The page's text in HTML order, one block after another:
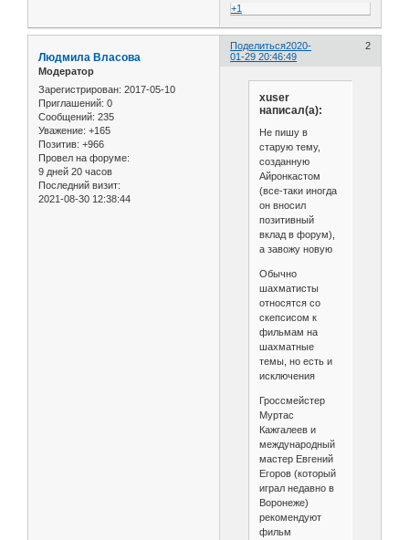
+1
Поделиться 2
2020-
01-29 20:46:49
Людмила Власова
Модератор
Зарегистрирован: 2017-05-10
Приглашений: 0
Сообщений: 235
Уважение: +165
Позитив: +966
Провел на форуме:
9 дней 20 часов
Последний визит:
2021-08-30 12:38:44
xuser
написал(а):
Не пишу в
старую тему,
созданную
Айронкастом
(все-таки иногда
он вносил
позитивный
вклад в форум),
а завожу новую
Обычно
шахматисты
относятся со
скепсисом к
фильмам на
шахматные
темы, но есть и
исключения
Гроссмейстер
Муртас
Кажгалеев и
международный
мастер Евгений
Егоров (который
играл недавно в
Воронеже)
рекомендуют
фильм